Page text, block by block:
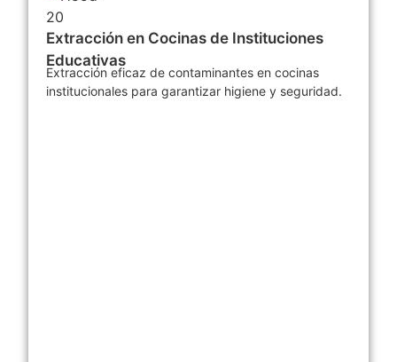
Extracción en Cocinas de Instituciones
Educativas
Extracción eficaz de contaminantes en cocinas
institucionales para garantizar higiene y seguridad.